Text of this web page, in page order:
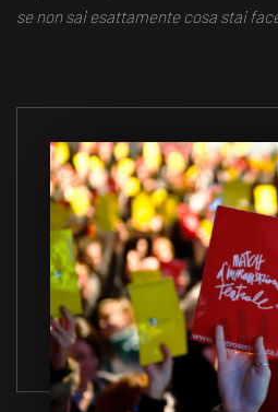
se non sai esattamente cosa stai